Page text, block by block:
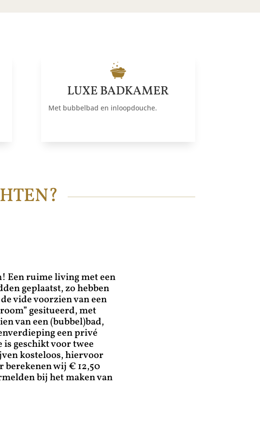
LUXE BADKAMER
Met bubbelbad en inloopdouche.
Een ruime living met een
geplaatst, zo hebben
vide voorzien van een
gesitueerd, met
van een (bubbel)bad,
een privé
geschikt voor twee
kosteloos, hiervoor
berekenen wij € 12,50
bij het maken van